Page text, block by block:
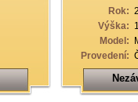
Rok:
Výška:
Model:
Provedení: